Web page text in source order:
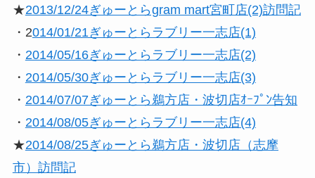
★2013/12/24ぎゅーとらgram mart宮町店(2)訪問記
・2014/01/21ぎゅーとらラブリー一志店(1)
・ 2014/05/16ぎゅーとらラブリー一志店(2)
・ 2014/05/30ぎゅーとらラブリー一志店(3)
・ 2014/07/07ぎゅーとら鵜方店・波切店ｵｰﾌﾟﾝ告知
・ 2014/08/05ぎゅーとらラブリー一志店(4)
★2014/08/25ぎゅーとら鵜方店・波切店（志摩
市）訪問記